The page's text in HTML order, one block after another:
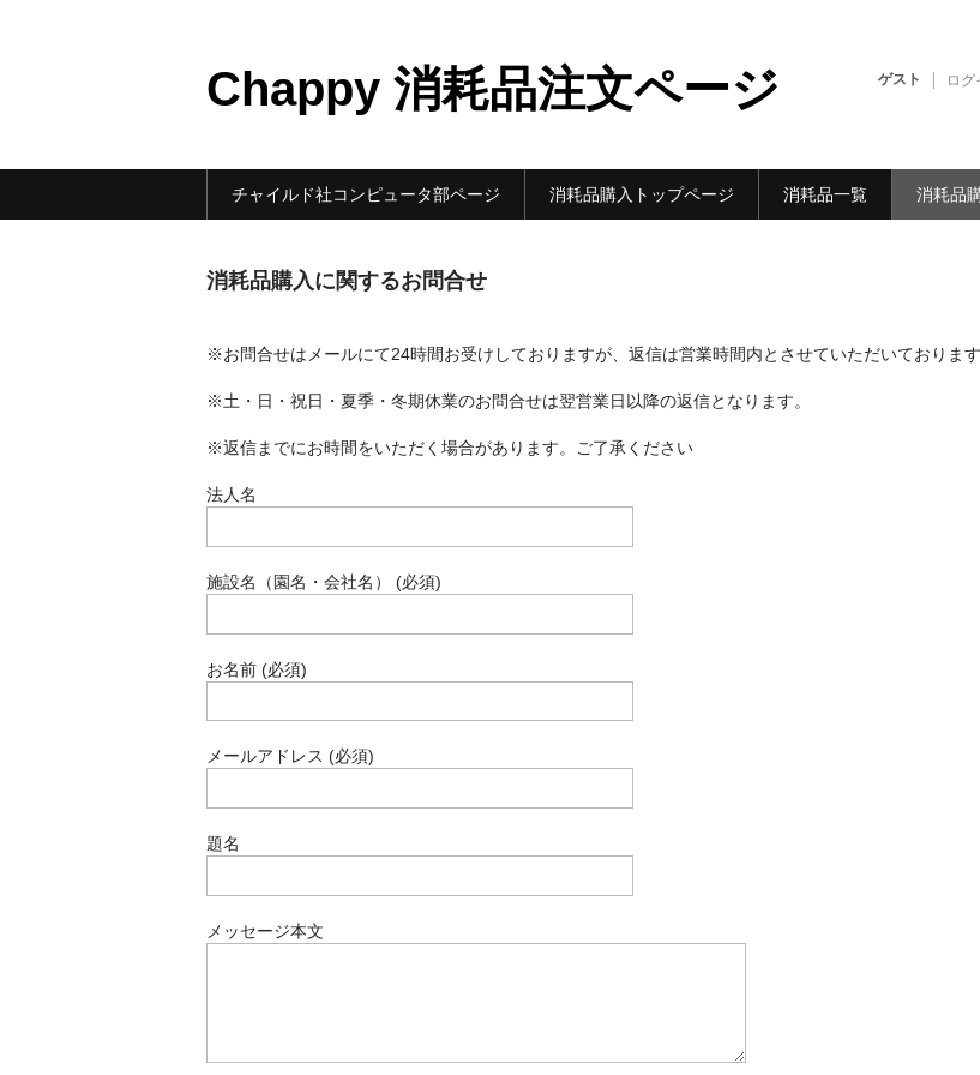
Chappy 消耗品注文ページ ゲスト ログ
チャイルド社コンピュータ部ページ 消耗品購入トップページ 消耗品一覧 消耗品
消耗品購入に関するお問合せ
※お問合せはメールにて24時間お受けしておりますが、返信は営業時間内とさせていただいております
※土・日・祝日・夏季・冬期休業のお問合せは翌営業日以降の返信となります。
※返信までにお時間をいただく場合があります。ご了承ください
法人名
施設名（園名・会社名） (必須)
お名前 (必須)
メールアドレス (必須)
題名
メッセージ本文